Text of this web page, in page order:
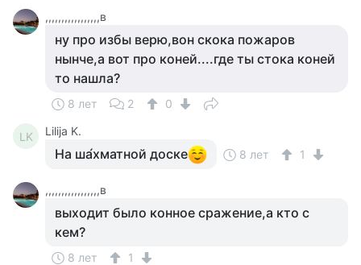
,,,,,,,,,,,,,,,,,в
ну про избы верю,вон скока пожаров
нынче,а вот про коней....где ты стока коней
то нашла?
8 лет 2 0
LK Lilija K.
На ша́хматной доске 8 лет 1
,,,,,,,,,,,,,,,,,в
выходит было конное сражение,а кто с
кем?
8 лет 1